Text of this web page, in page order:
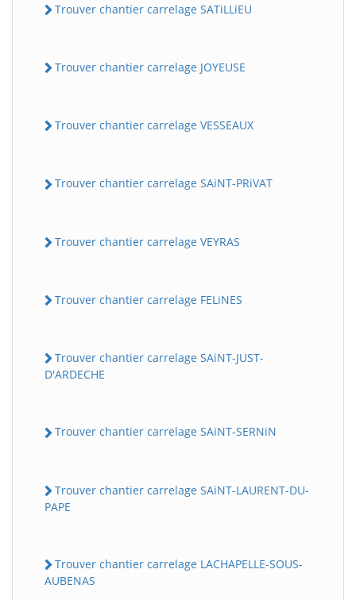
Trouver chantier carrelage SATiLLiEU
Trouver chantier carrelage JOYEUSE
Trouver chantier carrelage VESSEAUX
Trouver chantier carrelage SAiNT-PRiVAT
Trouver chantier carrelage VEYRAS
Trouver chantier carrelage FELiNES
Trouver chantier carrelage SAiNT-JUST-
D'ARDECHE
Trouver chantier carrelage SAiNT-SERNiN
Trouver chantier carrelage SAiNT-LAURENT-DU-
PAPE
Trouver chantier carrelage LACHAPELLE-SOUS-
AUBENAS